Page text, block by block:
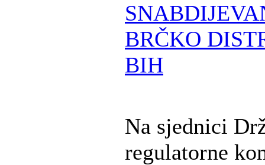
BRČKO
BIH
Na sjednici
regulatorne